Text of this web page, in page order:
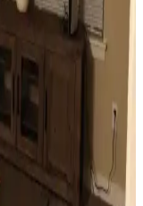
mevcut pencere
tarzı önemlidir.
estetik ve
Çubuğu
perde ve perde
atmosferini
sıcaklık ve uyum